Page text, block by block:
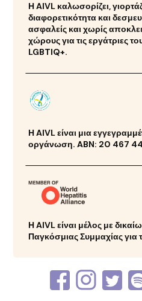
Η AIVL καλωσορίζει,
διαφορετικότητα και
ασφαλείς και χωρίς
χώρους για τις εργάτριες
LGBTIQ+.
Η AIVL είναι μια
οργάνωση. ABN: 20 467
Η AIVL είναι μέλος με
Παγκόσμιας Συμμαχίας για